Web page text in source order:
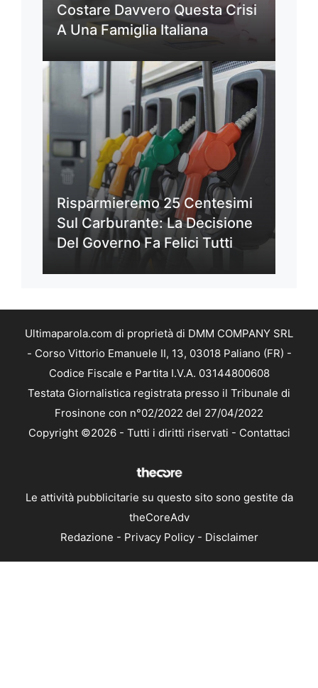
Costare Davvero Questa Crisi
A Una Famiglia Italiana
Risparmieremo 25 Centesimi
Sul Carburante: La Decisione
Del Governo Fa Felici Tutti
Ultimaparola.com di proprietà di DMM COMPANY SRL
- Corso Vittorio Emanuele II, 13, 03018 Paliano (FR) -
Codice Fiscale e Partita I.V.A. 03144800608
Testata Giornalistica registrata presso il Tribunale di
Frosinone con n°02/2022 del 27/04/2022
Copyright ©2026 - Tutti i diritti riservati - Contattaci
Le attività pubblicitarie su questo sito sono gestite da
theCoreAdv
Redazione - Privacy Policy- Disclaimer